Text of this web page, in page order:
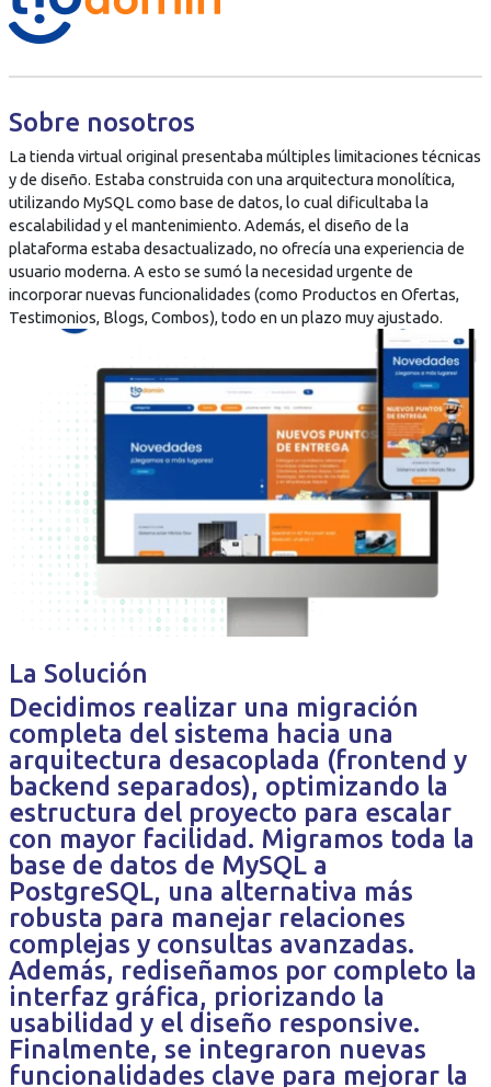
La Solución
Decidimos realizar una migración
completa del sistema hacia una
arquitectura desacoplada (frontend y
backend separados), optimizando la
estructura del proyecto para escalar
con mayor facilidad. Migramos toda la
base de datos de MySQL a
PostgreSQL, una alternativa más
robusta para manejar relaciones
complejas y consultas avanzadas.
Además, rediseñamos por completo la
interfaz gráfica, priorizando la
usabilidad y el diseño responsive.
Finalmente, se integraron nuevas
funcionalidades clave para mejorar la
Sobre nosotros
La tienda virtual original presentaba múltiples limitaciones técnicas
y de diseño. Estaba construida con una arquitectura monolítica,
utilizando MySQL como base de datos, lo cual dificultaba la
escalabilidad y el mantenimiento. Además, el diseño de la
plataforma estaba desactualizado, no ofrecía una experiencia de
usuario moderna. A esto se sumó la necesidad urgente de
incorporar nuevas funcionalidades (como Productos en Ofertas,
Testimonios, Blogs, Combos), todo en un plazo muy ajustado.